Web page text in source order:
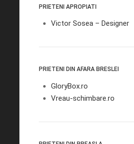
PRIETENI APROPIATI
Victor Sosea – Designer
PRIETENI DIN AFARA BRESLEI
GloryBox.ro
Vreau-schimbare.ro